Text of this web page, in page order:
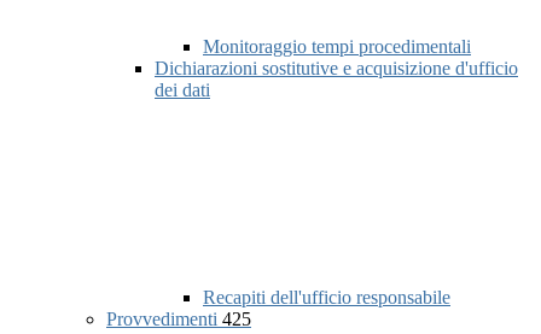
Monitoraggio tempi procedimentali
Dichiarazioni sostitutive e acquisizione d'ufficio
dei dati
Recapiti dell'ufficio responsabile
Provvedimenti 425